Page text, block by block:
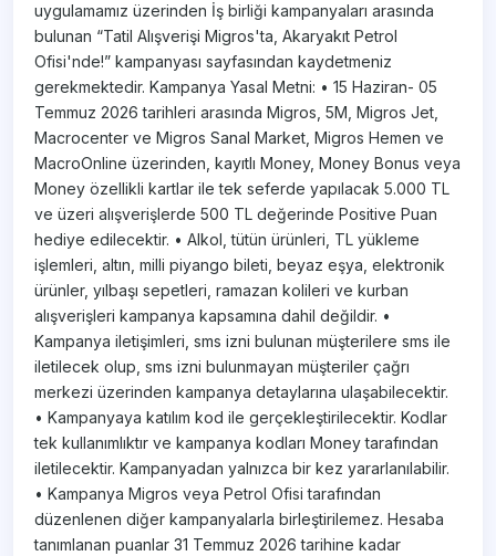
uygulamamız üzerinden İş birliği kampanyaları arasında
bulunan “Tatil Alışverişi Migros'ta, Akaryakıt Petrol
Ofisi'nde!” kampanyası sayfasından kaydetmeniz
gerekmektedir. Kampanya Yasal Metni: • 15 Haziran- 05
Temmuz 2026 tarihleri arasında Migros, 5M, Migros Jet,
Macrocenter ve Migros Sanal Market, Migros Hemen ve
MacroOnline üzerinden, kayıtlı Money, Money Bonus veya
Money özellikli kartlar ile tek seferde yapılacak 5.000 TL
ve üzeri alışverişlerde 500 TL değerinde Positive Puan
hediye edilecektir. • Alkol, tütün ürünleri, TL yükleme
işlemleri, altın, milli piyango bileti, beyaz eşya, elektronik
ürünler, yılbaşı sepetleri, ramazan kolileri ve kurban
alışverişleri kampanya kapsamına dahil değildir. •
Kampanya iletişimleri, sms izni bulunan müşterilere sms ile
iletilecek olup, sms izni bulunmayan müşteriler çağrı
merkezi üzerinden kampanya detaylarına ulaşabilecektir.
• Kampanyaya katılım kod ile gerçekleştirilecektir. Kodlar
tek kullanımlıktır ve kampanya kodları Money tarafından
iletilecektir. Kampanyadan yalnızca bir kez yararlanılabilir.
• Kampanya Migros veya Petrol Ofisi tarafından
düzenlenen diğer kampanyalarla birleştirilemez. Hesaba
tanımlanan puanlar 31 Temmuz 2026 tarihine kadar